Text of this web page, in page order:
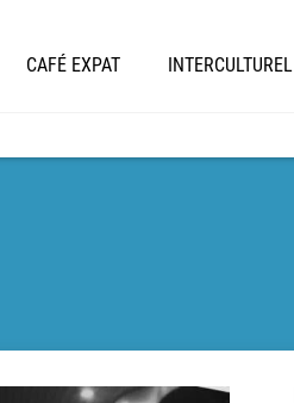
CAFÉ EXPAT INTERCULTUREL